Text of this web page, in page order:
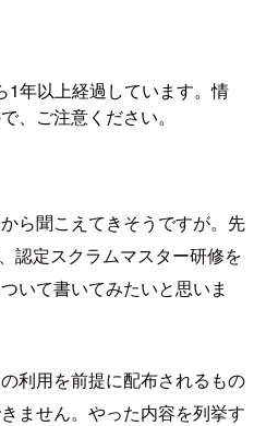
1年以上経過しています。情
、ご注意ください。
ら聞こえてきそうですが。先
認定スクラムマスター研修を
いて書いてみたいと思いま
利用を前提に配布されるもの
ません。やった内容を列挙す